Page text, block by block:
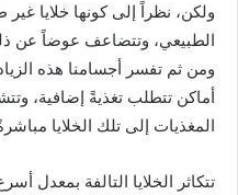
ولكن، نظراً إلى كونها خلايا غير
الطبيعي، وتتضاعف عوضاً عن
ومن ثم تفسر أجسامنا هذه
أماكن تتطلب تغذيةً إضافية،
المغذيات إلى تلك الخلايا
تتكاثر الخلايا التالفة بمعدل